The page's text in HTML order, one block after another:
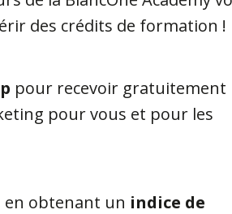
des crédits de formation !
pour recevoir gratuitement
pour vous et pour les
en obtenant un indice de